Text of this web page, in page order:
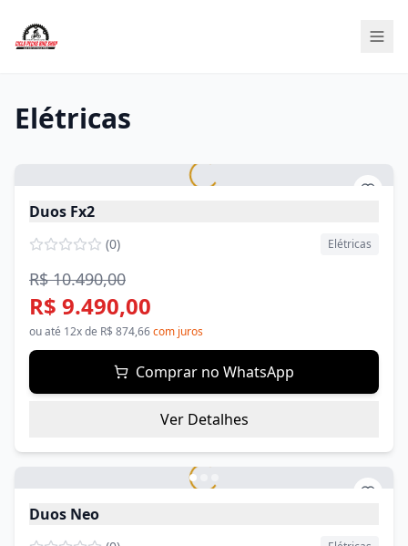
Elétricas
Duos Fx2
(0) Elétricas
R$ 10.490,00
R$ 9.490,00
ou até 12x de R$ 874,66com juros
Comprar no WhatsApp
Ver Detalhes
Duos Neo